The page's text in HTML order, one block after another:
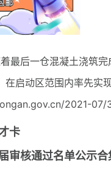
后一仓混凝土浇筑完
启动区范围内率先实
2021-07/
卡
审核通过名单公示合